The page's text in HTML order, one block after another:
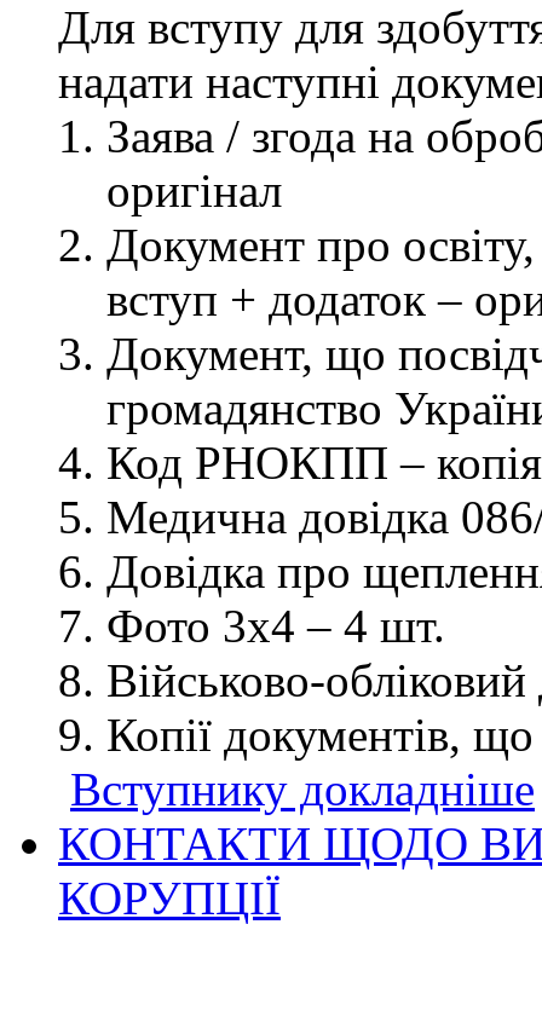
Для вступу для
надати наступні
Заява / згода на
оригінал
Документ про освіту,
вступ + додаток –
Документ, що
громадянство
Код РНОКПП – копія
Медична довідка
Довідка про
Фото 3х4 – 4 шт.
Військово-
Копії документів,
Вступнику докладніше
КОНТАКТИ ЩОДО
КОРУПЦІЇ